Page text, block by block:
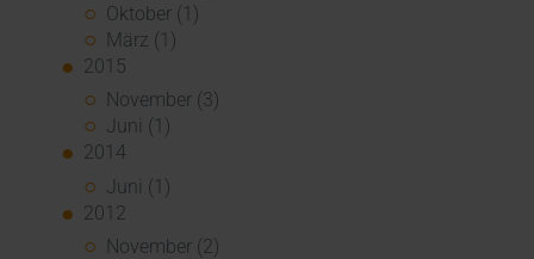
Oktober (1)
März (1)
2015
November (3)
Juni (1)
2014
Juni (1)
2012
November (2)